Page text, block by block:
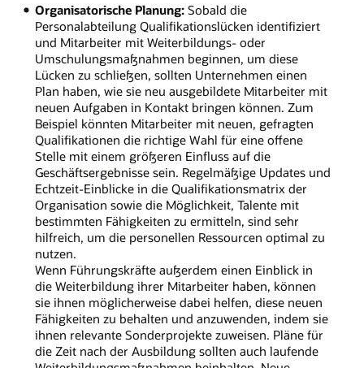
Organisatorische Planung:Sobald die
Personalabteilung Qualifikationslücken identifiziert
und Mitarbeiter mit Weiterbildungs- oder
Umschulungsmaßnahmen beginnen, um diese
Lücken zu schließen, sollten Unternehmen einen
Plan haben, wie sie neu ausgebildete Mitarbeiter mit
neuen Aufgaben in Kontakt bringen können. Zum
Beispiel könnten Mitarbeiter mit neuen, gefragten
Qualifikationen die richtige Wahl für eine offene
Stelle mit einem größeren Einfluss auf die
Geschäftsergebnisse sein. Regelmäßige Updates und
Echtzeit-Einblicke in die Qualifikationsmatrix der
Organisation sowie die Möglichkeit, Talente mit
bestimmten Fähigkeiten zu ermitteln, sind sehr
hilfreich, um die personellen Ressourcen optimal zu
nutzen.
Wenn Führungskräfte außerdem einen Einblick in
die Weiterbildung ihrer Mitarbeiter haben, können
sie ihnen möglicherweise dabei helfen, diese neuen
Fähigkeiten zu behalten und anzuwenden, indem sie
ihnen relevante Sonderprojekte zuweisen. Pläne für
die Zeit nach der Ausbildung sollten auch laufende